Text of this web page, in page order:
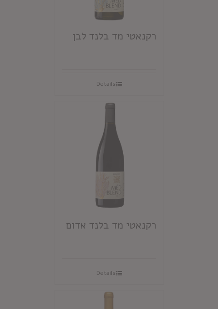
רקנאטי מד בלנד לבן
Details
רקנאטי מד בלנד אדום
Details